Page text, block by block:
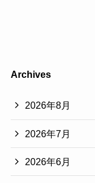
Archives
2026年8月
2026年7月
2026年6月